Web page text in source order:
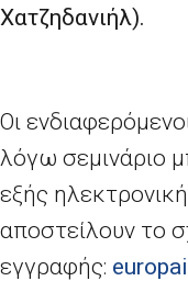
Χατζηδανιήλ).
Οι
λόγω σεμινάριο
εξής
αποστείλουν το
εγγραφής: